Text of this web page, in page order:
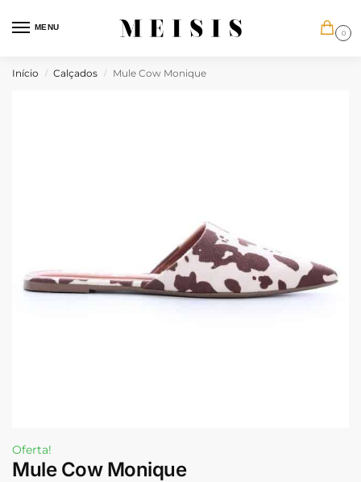
MENU
0
Início / Calçados / Mule Cow Monique
Oferta!
Mule Cow Monique